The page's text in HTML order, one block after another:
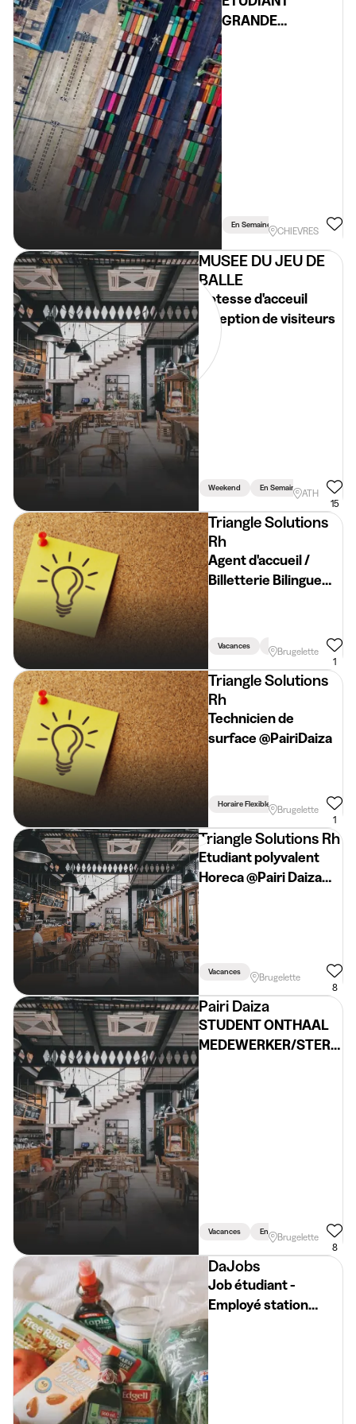
GRANDE
DISTRIBUTION
H/F/X – REGION
CHIÈVRES
En Semaine
CHIEVRES
MUSEE DU JEU DE
BALLE
Hotesse d'acceuil
réception de visiteurs
Weekend En Semaine Vacances
ATH
15
Triangle Solutions
Rh
Agent d'accueil /
Billetterie Bilingue
FR/NL @Pairi Daiza
Vacances Weekend
Brugelette
1
Triangle Solutions
Rh
Technicien de
surface @PairiDaiza
Horaire Flexible
Brugelette
1
Triangle Solutions Rh
Etudiant polyvalent
Horeca @Pairi Daiza
Vacances
Brugelette
8
Pairi Daiza
STUDENT ONTHAAL
MEDEWERKER/STER -
Vacances En Semaine Weekend
Brugelette
8
DaJobs
Job étudiant -
Employé station
service (H/F/X) -